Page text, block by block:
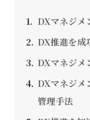
DXマネジメ
DX推進を成
DXマネジメ
DXマネジメ
管理手法